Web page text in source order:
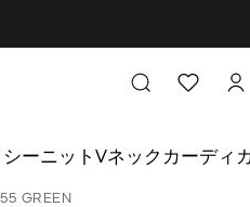
ーニットVネックカーディ
GREEN